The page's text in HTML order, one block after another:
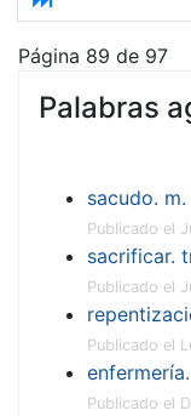
Página 89 de 97
Palabras
sacudo. m.
Publicado el
sacrificar.
Publicado el
Publicado el
Publicado el